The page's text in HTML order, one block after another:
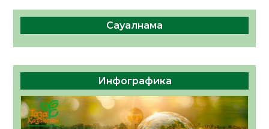
Сауалнама
Инфографика